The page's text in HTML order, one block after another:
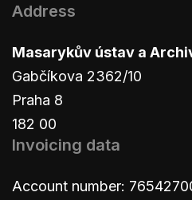
Address
Masarykův ústav a Archiv
Gabčíkova 2362/10
Praha 8
182 00
Invoicing data
Account number: